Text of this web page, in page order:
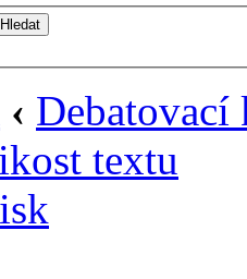
‹ Debatovací
textu